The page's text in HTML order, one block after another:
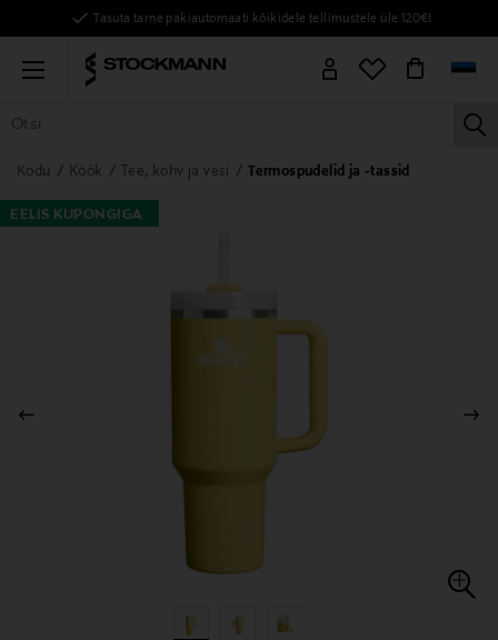
Tasuta tarne pakiautomaati kõikidele tellimustele üle 120€!
Menu
KÕIK TOOTED NAISED MEHED LAPSED KODU
Kodu Köök Tee, kohv ja vesi Termospudelid ja -tassid
EELIS KUPONGIGA